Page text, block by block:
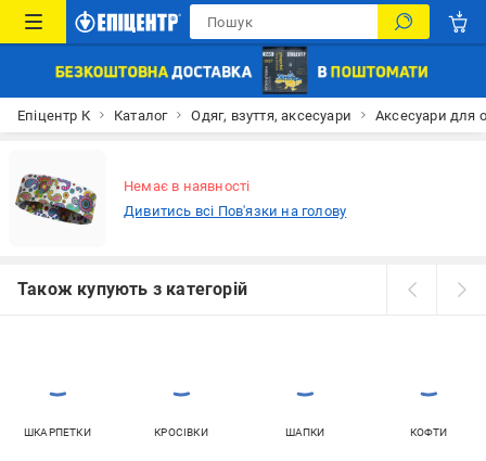
Епіцентр К Каталог Одяг, взуття, аксесуари Аксесуари для
Немає в наявності
Дивитись всі Пов'язки на голову
Також купують з категорій
ШКАРПЕТКИ КРОСІВКИ ШАПКИ КОФТИ